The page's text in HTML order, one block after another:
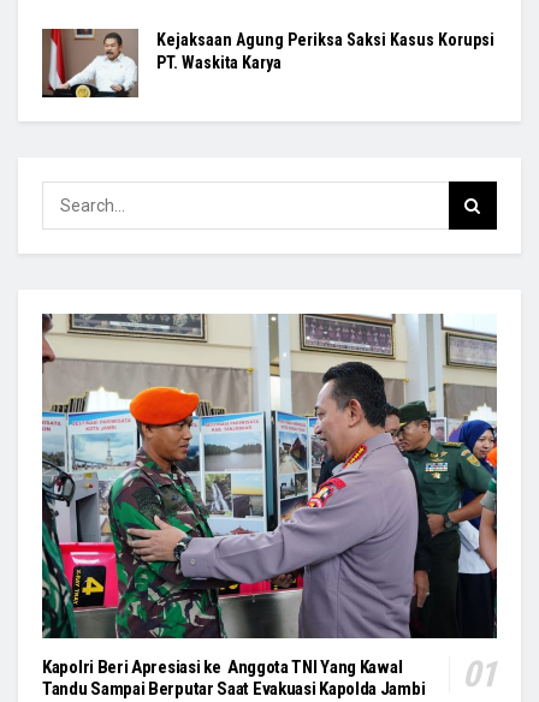
Kejaksaan Agung Periksa Saksi Kasus Korupsi
PT. Waskita Karya
Kapolri Beri Apresiasi ke Anggota TNI Yang Kawal
Tandu Sampai Berputar Saat Evakuasi Kapolda Jambi